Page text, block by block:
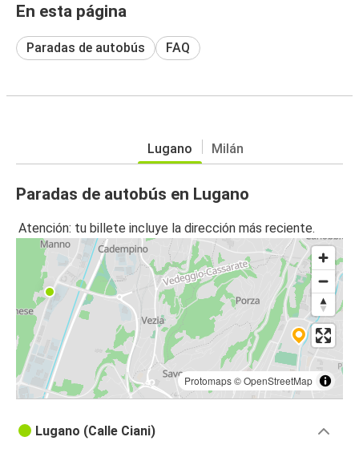
En esta página
Paradas de autobús FAQ
Lugano Milán
Paradas de autobús en Lugano
Atención: tu billete incluye la dirección más reciente.
Protomaps©OpenStreetMap
Lugano (Calle Ciani)